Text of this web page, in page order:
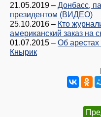
21.05.2019 – Донбасс,
президентом (ВИДЕО)
25.10.2016 – Кто
американский заказ на
01.07.2015 – Об
Кнырик